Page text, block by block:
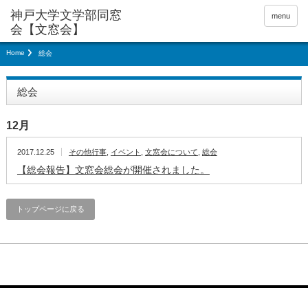
神戸大学文学部同窓
会【文窓会】
menu
Home 総会
総会
12月
2017.12.25 その他行事, イベント 文窓会について 総会
【総会報告】文窓会総会が開催されました。
トップページに戻る